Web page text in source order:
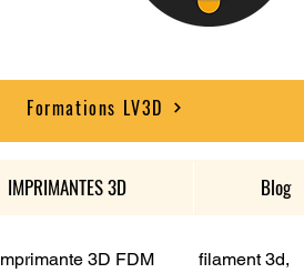
Formations LV3D
IMPRIMANTES 3D Blog
3D FDM filament 3d,